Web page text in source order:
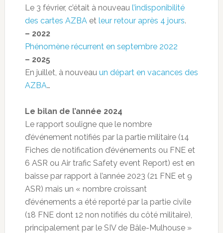
Le 3 février, c’était à nouveau l’indisponibilité
des cartes AZBA et leur retour après 4 jours.
– 2022
Phénomène récurrent en septembre 2022
– 2025
En juillet, à nouveau un départ en vacances des
AZBA…
Le bilan de l’année 2024
Le rapport souligne que le nombre
d’événement notifiés par la partie militaire (14
Fiches de notification d’événements ou FNE et
6 ASR ou Air trafic Safety event Report) est en
baisse par rapport à l’année 2023 (21 FNE et 9
ASR) mais un « nombre croissant
d’événements a été reporté par la partie civile
(18 FNE dont 12 non notifiés du côté militaire),
principalement par le SIV de Bâle-Mulhouse »